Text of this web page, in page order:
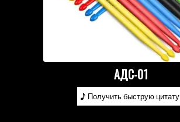
АДС-01
Получить быструю цитату